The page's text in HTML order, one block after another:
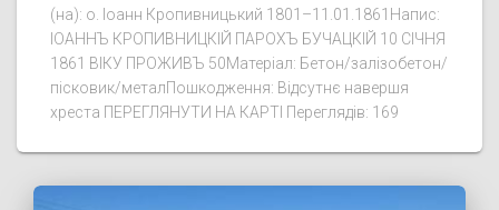
(на): о. Іоанн Кропивницький 1801–11.01.1861Напис:
ІОАННЪ КРОПИВНИЦКІЙ ПАРОХЪ БУЧАЦКІЙ 10 СІЧНЯ
1861 ВІКУ ПРОЖИВЪ 50Матеріал: Бетон/залізобетон/
пісковик/металПошкодження: Відсутнє навершя
хреста ПЕРЕГЛЯНУТИ НА КАРТІ Переглядів: 169